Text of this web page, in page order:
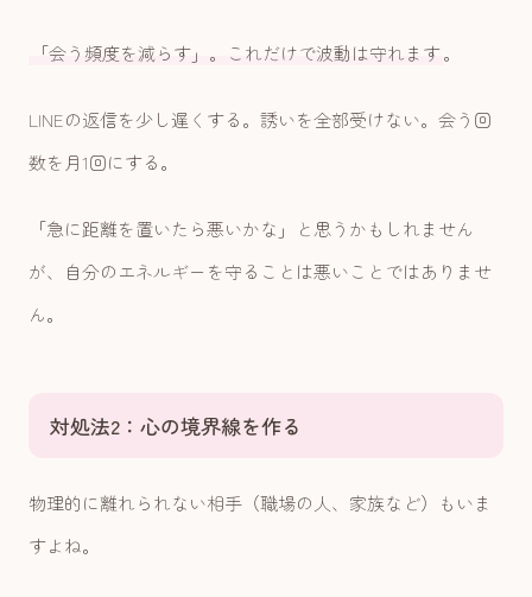
「会う頻度を減らす」。これだけで波動は守れます。
LINEの返信を少し遅くする。誘いを全部受けない。会う回
数を月1回にする。
「急に距離を置いたら悪いかな」と思うかもしれません
が、自分のエネルギーを守ることは悪いことではありませ
ん。
対処法2：心の境界線を作る
物理的に離れられない相手（職場の人、家族など）もいま
すよね。